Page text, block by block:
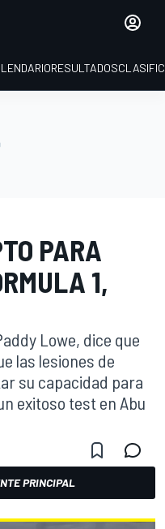
RESULTADOS
PARA
1,
Lowe, dice que
las lesiones de
su capacidad para
exitoso test en Abu
PRINCIPAL